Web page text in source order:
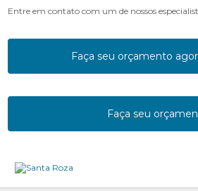
Entre em contato com um de nossos
Faça seu orçamento
Faça seu